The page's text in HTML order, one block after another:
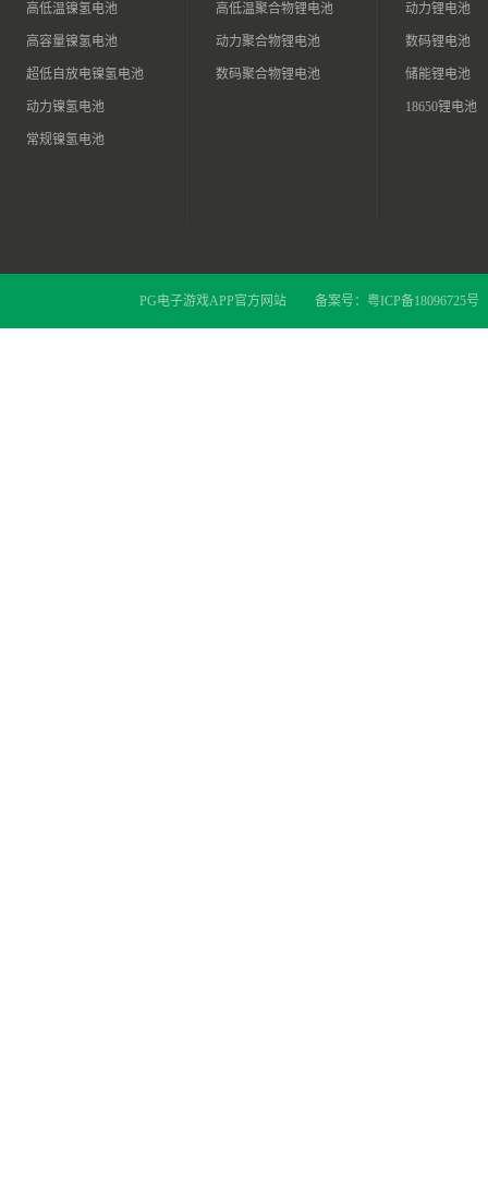
高低温镍氢电池
高容量镍氢电池
超低自放电镍氢电池
动力镍氢电池
常规镍氢电池
高低温聚合物锂电池
动力聚合物锂电池
数码聚合物锂电池
动力锂电池
数码锂电池
储能锂电池
18650锂电池
PG电子游戏APP官方网站 备案号： 粤ICP备18096725号